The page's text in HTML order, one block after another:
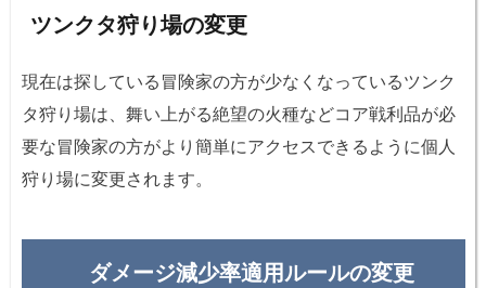
ツンクタ狩り場の変更
現在は探している冒険家の方が少なくなっているツンク
タ狩り場は、舞い上がる絶望の火種などコア戦利品が必
要な冒険家の方がより簡単にアクセスできるように個人
狩り場に変更されます。
ダメージ減少率適用ルールの変更